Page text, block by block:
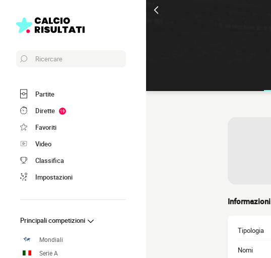
Ricercare
Partite
Dirette
19
Favoriti
Video
Classifica
Impostazioni
Principali competizioni
Mondiali
Serie A
Informazioni
Tipologia
Nomi